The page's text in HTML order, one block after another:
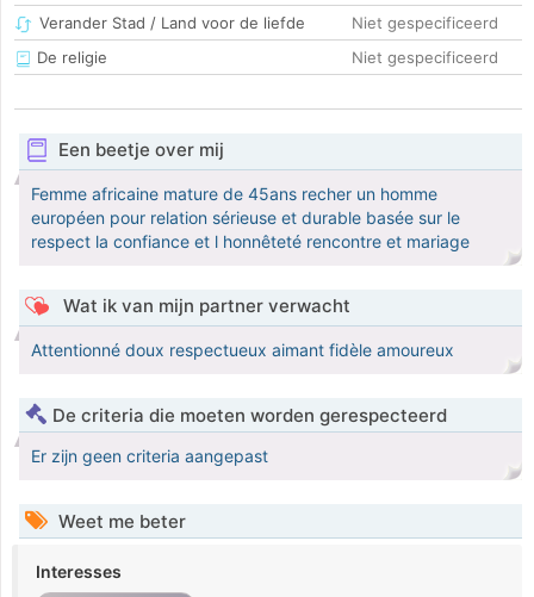
Verander Stad / Land voor de liefde
Niet gespecificeerd
De religie
Niet gespecificeerd
Een beetje over mij
Femme africaine mature de 45ans recher un homme
européen pour relation sérieuse et durable basée sur le
respect la confiance et l honnêteté rencontre et mariage
Wat ik van mijn partner verwacht
Attentionné doux respectueux aimant fidèle amoureux
De criteria die moeten worden gerespecteerd
Er zijn geen criteria aangepast
Weet me beter
Interesses